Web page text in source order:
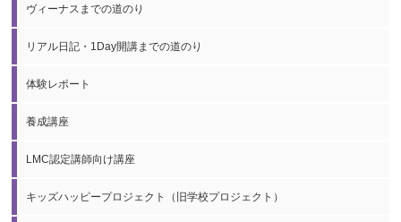
ヴィーナスまでの道のり
リアル日記・1Day開講までの道のり
体験レポート
養成講座
LMC認定講師向け講座
キッズハッピープロジェクト（旧学校プロジェクト）